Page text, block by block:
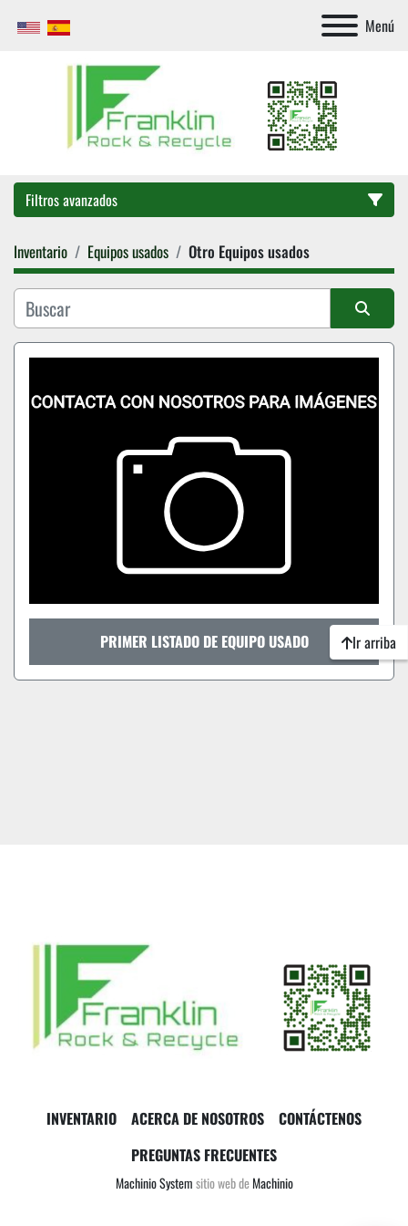
Menú
Filtros avanzados
Categoría
Inventario Equipos usados Otro Equipos usados
Ordenar por
PRIMER LISTADO DE EQUIPO USADO Ir arriba
INVENTARIO ACERCA DE NOSOTROS
CONTÁCTENOS
PREGUNTAS FRECUENTES
Machinio Systemsitio web deMachinio